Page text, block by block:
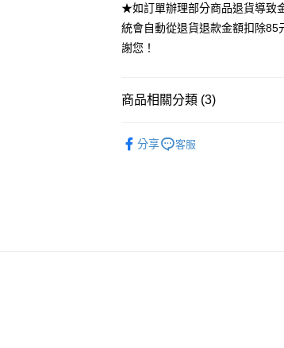
付款後全家取貨
每筆NT$85，滿NT$1,200(含以
每筆NT$85，滿NT$1,200(含以
每筆NT$85，滿NT$1,200(含以
★如訂單辦理部分商品退貨導致
統會自動從退貨退款金額扣除
謝您！
商品相關分類 (3)
分享 客服